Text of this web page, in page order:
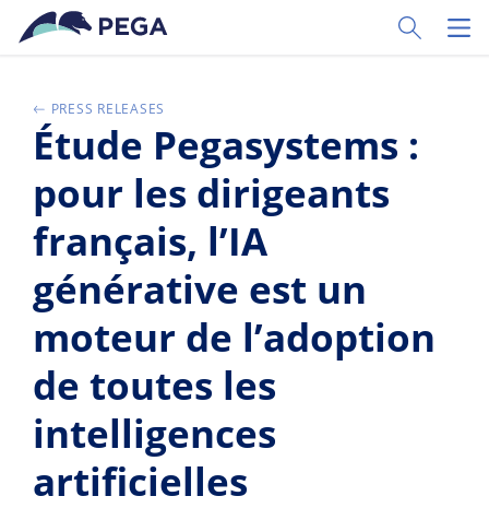
Vai direttamente al contenuto principale
Toggle
PRESS RELEASES
Étude Pegasystems :
pour les dirigeants
français, l’IA
générative est un
moteur de l’adoption
de toutes les
intelligences
artificielles